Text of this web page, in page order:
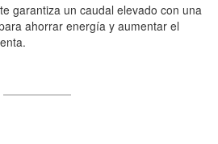
garantiza un caudal elevado con una
ahorrar energía y aumentar el